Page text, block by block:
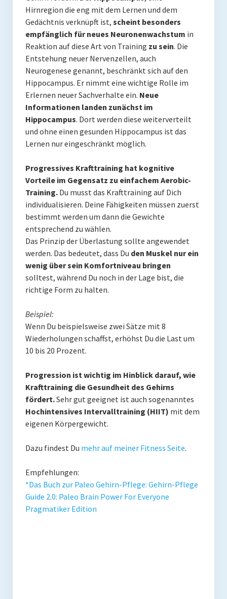
Hirnregion die eng mit dem Lernen und dem
Gedächtnis verknüpft ist, scheint besonders
empfänglich für neues Neuronenwachstum in
Reaktion auf diese Art von Training zu sein. Die
Entstehung neuer Nervenzellen, auch
Neurogenese genannt, beschränkt sich auf den
Hippocampus. Er nimmt eine wichtige Rolle im
Erlernen neuer Sachverhalte ein. Neue
Informationen landen zunächst im
Hippocampus. Dort werden diese weiterverteilt
und ohne einen gesunden Hippocampus ist das
Lernen nur eingeschränkt möglich.
Progressives Krafttraining hat kognitive
Vorteile im Gegensatz zu einfachem Aerobic-
Training.Du musst das Krafttraining auf Dich
individualisieren. Deine Fähigkeiten müssen zuerst
bestimmt werden um dann die Gewichte
entsprechend zu wählen.
Das Prinzip der Überlastung sollte angewendet
werden. Das bedeutet, dass Du den Muskel nur ein
wenig über sein Komfortniveau bringen
solltest, während Du noch in der Lage bist, die
richtige Form zu halten.
Beispiel:
Wenn Du beispielsweise zwei Sätze mit 8
Wiederholungen schaffst, erhöhst Du die Last um
10 bis 20 Prozent.
Progression ist wichtig im Hinblick darauf, wie
Krafttraining die Gesundheit des Gehirns
fördert.Sehr gut geeignet ist auch sogenanntes
Hochintensives Intervalltraining (HIIT) mit dem
eigenen Körpergewicht.
Dazu findest Du mehr auf meiner Fitness Seite.
Empfehlungen:
*Das Buch zur Paleo Gehirn-Pflege: Gehirn-Pflege
Guide 2.0: Paleo Brain Power For Everyone
Pragmatiker Edition